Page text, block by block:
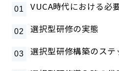
VUCA時代における必
選択型研修の実態
選択型研修構築のステ